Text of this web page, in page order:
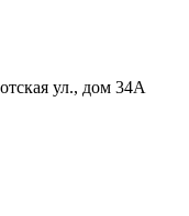
ул., дом 34А